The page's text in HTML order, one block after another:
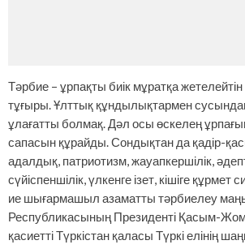
Тәрбие – ұрпақты биік мұратқа жетелейтін
тұғыры. Ұлттық құндылықтармен
ұлағатты болмақ. Дәл осы өскелең
сапасын құрайды. Сондықтан да қадір-
адалдық, патриотизм, жауапкершілік,
сүйіспеншілік, үлкенге ізет, кішіге құрмет
ие шығармашыл азаматты тәрбиелеу
Республикасының Президенті Қасым-
қасиетті Түркістан қаласы Түркі елінің